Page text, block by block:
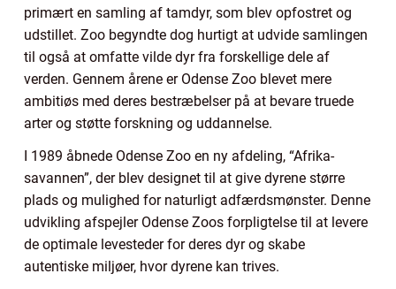
primært en samling af tamdyr, som blev opfostret og
udstillet. Zoo begyndte dog hurtigt at udvide samlingen
til også at omfatte vilde dyr fra forskellige dele af
verden. Gennem årene er Odense Zoo blevet mere
ambitiøs med deres bestræbelser på at bevare truede
arter og støtte forskning og uddannelse.
I 1989 åbnede Odense Zoo en ny afdeling, “Afrika-
savannen”, der blev designet til at give dyrene større
plads og mulighed for naturligt adfærdsmønster. Denne
udvikling afspejler Odense Zoos forpligtelse til at levere
de optimale levesteder for deres dyr og skabe
autentiske miljøer, hvor dyrene kan trives.